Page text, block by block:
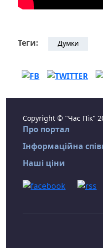
Теги: Думки
Copyright © "Час Пік"
Про портал
Інформаційна
Наші ціни